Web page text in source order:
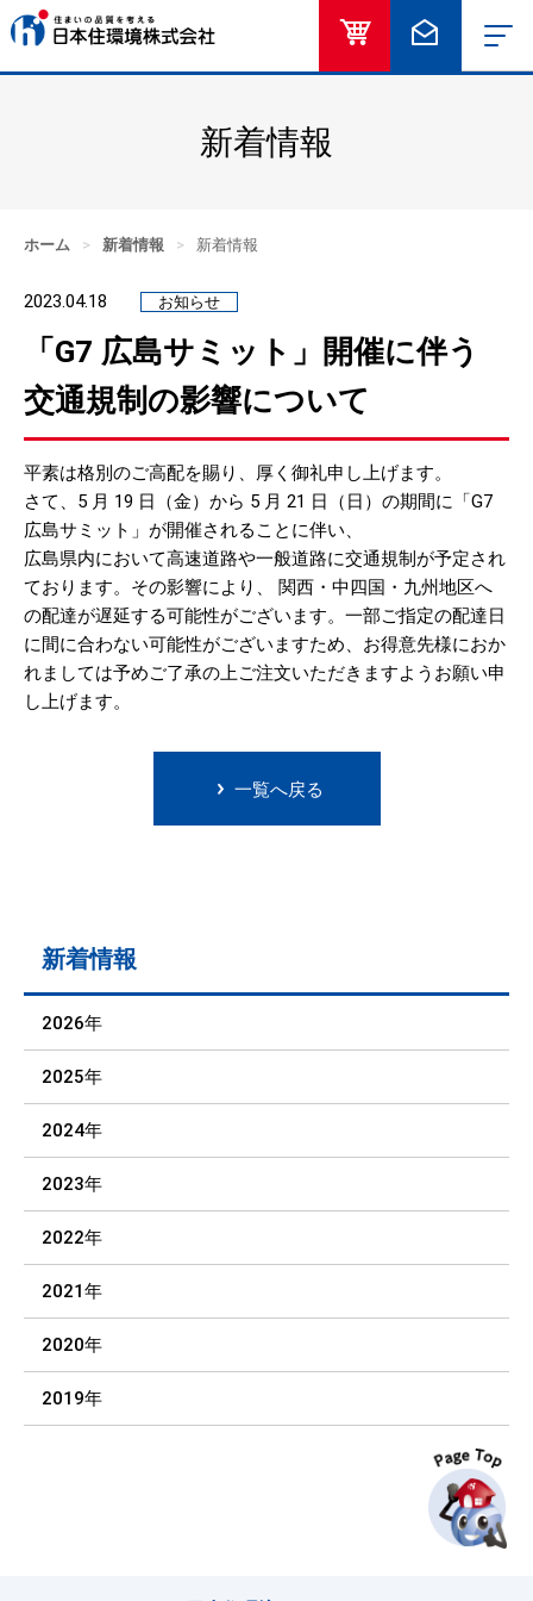
オンラインショ
新着情報
ホーム > 新着情報 > 新着情報
2023.04.18 お知らせ
「G7 広島サミット」開催に伴う
交通規制の影響について
平素は格別のご高配を賜り、厚く御礼申し上げます。
さて、5 月 19 日（金）から 5 月 21 日（日）の期間に「G7
広島サミット」が開催されることに伴い、
広島県内において高速道路や一般道路に交通規制が予定され
ております。その影響により、 関西・中四国・九州地区へ
の配達が遅延する可能性がございます。一部ご指定の配達日
に間に合わない可能性がございますため、お得意先様におか
れましては予めご了承の上ご注文いただきますようお願い申
し上げます。
一覧へ戻る
新着情報
2026年
2025年
2024年
2023年
2022年
2021年
2020年
2019年